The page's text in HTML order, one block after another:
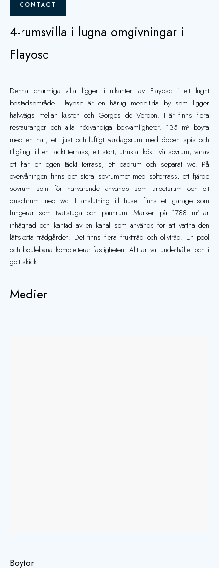
CONTACT
4-rumsvilla i lugna omgivningar i
Flayosc
Denna charmiga villa ligger i utkanten av Flayosc i ett lugnt
bostadsområde. Flayosc är en härlig medeltida by som ligger
halvvägs mellan kusten och Gorges de Verdon. Här finns flera
restauranger och alla nödvändiga bekvämligheter. 135 m² boyta
med en hall, ett ljust och luftigt vardagsrum med öppen spis och
tillgång till en täckt terrass, ett stort, utrustat kök, två sovrum, varav
ett har en egen täckt terrass, ett badrum och separat wc. På
övervåningen finns det stora sovrummet med solterrass, ett fjärde
sovrum som för närvarande används som arbetsrum och ett
duschrum med wc. I anslutning till huset finns ett garage som
fungerar som tvättstuga och pannrum. Marken på 1788 m² är
inhägnad och kantad av en kanal som används för att vattna den
lättskötta trädgården. Det finns flera fruktträd och olivträd. En pool
och boulebana kompletterar fastigheten. Allt är väl underhållet och i
gott skick.
Medier
Boytor